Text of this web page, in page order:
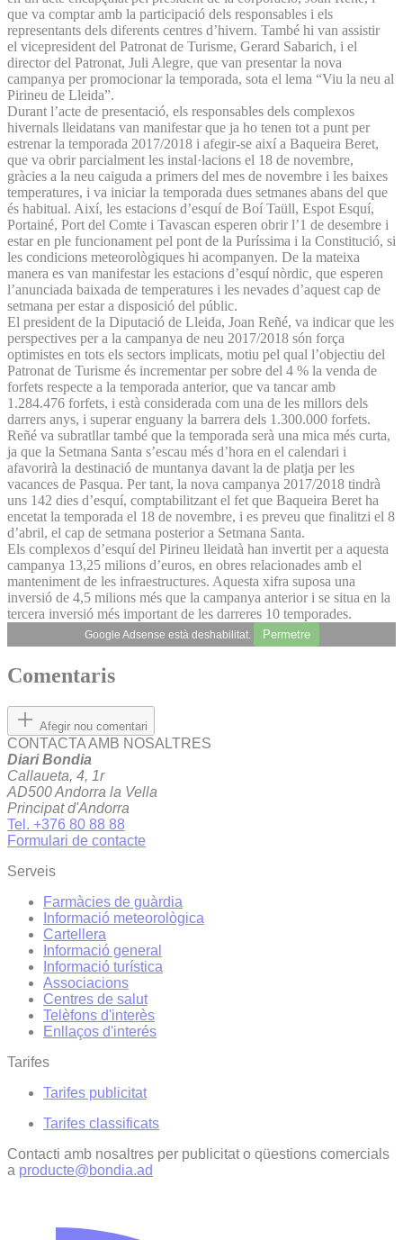
que va comptar amb la participació dels responsables i els
representants dels diferents centres d’hivern. També hi van assistir
el vicepresident del Patronat de Turisme, Gerard Sabarich, i el
director del Patronat, Juli Alegre, que van presentar la nova
campanya per promocionar la temporada, sota el lema “Viu la neu al
Pirineu de Lleida”.
Durant l’acte de presentació, els responsables dels complexos
hivernals lleidatans van manifestar que ja ho tenen tot a punt per
estrenar la temporada 2017/2018 i afegir-se així a Baqueira Beret,
que va obrir parcialment les instal·lacions el 18 de novembre,
gràcies a la neu caiguda a primers del mes de novembre i les baixes
temperatures, i va iniciar la temporada dues setmanes abans del que
és habitual. Així, les estacions d’esquí de Boí Taüll, Espot Esquí,
Portainé, Port del Comte i Tavascan esperen obrir l’1 de desembre i
estar en ple funcionament pel pont de la Puríssima i la Constitució, si
les condicions meteorològiques hi acompanyen. De la mateixa
manera es van manifestar les estacions d’esquí nòrdic, que esperen
l’anunciada baixada de temperatures i les nevades d’aquest cap de
setmana per estar a disposició del públic.
El president de la Diputació de Lleida, Joan Reñé, va indicar que les
perspectives per a la campanya de neu 2017/2018 són força
optimistes en tots els sectors implicats, motiu pel qual l’objectiu del
Patronat de Turisme és incrementar per sobre del 4 % la venda de
forfets respecte a la temporada anterior, que va tancar amb
1.284.476 forfets, i està considerada com una de les millors dels
darrers anys, i superar enguany la barrera dels 1.300.000 forfets.
Reñé va subratllar també que la temporada serà una mica més curta,
ja que la Setmana Santa s’escau més d’hora en el calendari i
afavorirà la destinació de muntanya davant la de platja per les
vacances de Pasqua. Per tant, la nova campanya 2017/2018 tindrà
uns 142 dies d’esquí, comptabilitzant el fet que Baqueira Beret ha
encetat la temporada el 18 de novembre, i es preveu que finalitzi el 8
d’abril, el cap de setmana posterior a Setmana Santa.
Els complexos d’esquí del Pirineu lleidatà han invertit per a aquesta
campanya 13,25 milions d’euros, en obres relacionades amb el
manteniment de les infraestructures. Aquesta xifra suposa una
inversió de 4,5 milions més que la campanya anterior i se situa en la
tercera inversió més important de les darreres 10 temporades.
Google Adsense està deshabilitat. Permetre
Comentaris
Afegir nou comentari
CONTACTA AMB NOSALTRES
Diari Bondia
Callaueta, 4, 1r
AD500 Andorra la Vella
Principat d'Andorra
Tel. +376 80 88 88
Formulari de contacte
Serveis
Farmàcies de guàrdia
Informació meteorològica
Cartellera
Informació general
Informació turística
Associacions
Centres de salut
Telèfons d'interès
Enllaços d'interés
Tarifes
Tarifes publicitat
Tarifes classificats
Contacti amb nosaltres per publicitat o qüestions comercials
a producte@bondia.ad